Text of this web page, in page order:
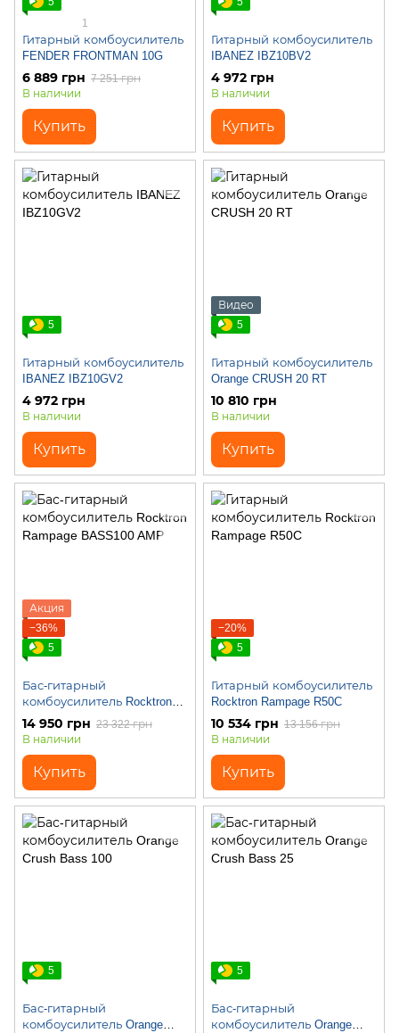
1
Гитарный комбоусилитель
FENDER FRONTMAN 10G
6 889 грн 7 251 грн
В наличии
Купить
Гитарный комбоусилитель
IBANEZ IBZ10BV2
4 972 грн
В наличии
Купить
5
Гитарный комбоусилитель
IBANEZ IBZ10GV2
4 972 грн
В наличии
Купить
Видео
5
Гитарный комбоусилитель
Orange CRUSH 20 RT
10 810 грн
В наличии
Купить
Акция
−36%
5
Бас-гитарный
комбоусилитель Rocktron
Rampage BASS100 AMP
14 950 грн 23 322 грн
В наличии
Купить
−20%
5
Гитарный комбоусилитель
Rocktron Rampage R50C
10 534 грн 13 156 грн
В наличии
Купить
5
Бас-гитарный
комбоусилитель Orange
5
Бас-гитарный
комбоусилитель Orange